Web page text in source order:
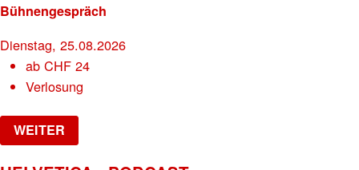
Bühnengespräch
Dienstag, 25.08.2026
abCHF 24
Verlosung
WEITER